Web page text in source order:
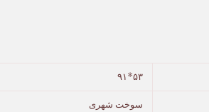
۵۳*۹۱
سوخت شهری